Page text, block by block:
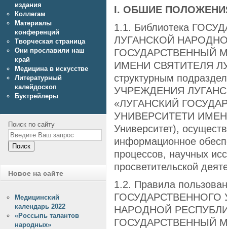
I. ОБШИЕ
1.1. Библиотека
ЛУГАНСКОЙ
ГОСУДАРСТВЕННЫЙ
ИМЕНИ СВЯТИТЕЛЯ
структурным
УЧРЕЖДЕНИЯ
«ЛУГАНСКИЙ
УНИВЕРСИТЕТИ
Университет),
информационное
процессов, научных
просветительской
1.2. Правила
НАРОДНОЙ
ГОСУДАРСТВЕННЫЙ
издания
Коллегам
Материалы
конференций
Творческая страница
Они прославили наш
край
Медицина в искусстве
Литературный
калейдоскоп
Буктрейлеры
Поиск по сайту
Поиск
Новое на сайте
Медицинский
календарь 2022
«Россыпь талантов
народных»